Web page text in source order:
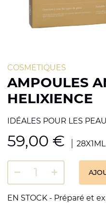
AMPOULES
HELIXIENCE
COSMETIQUES
IDÉALES POUR LES
59,00 € 28X1ML
EN STOCK - Préparé et